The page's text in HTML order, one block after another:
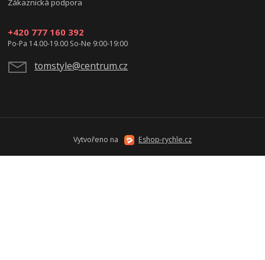
Zákaznická podpora
+420 777 160 392
Po-Pa 14.00-19.00 So-Ne 9:00-19:00
tomstyle@centrum.cz
Vytvořeno na Eshop-rychle.cz